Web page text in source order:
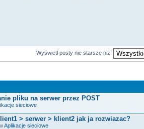
Wyświetl posty nie starsze niż:
pliku na serwer przez POST
sieciowe
> serwer > klient2 jak ja rozwiazac?
Aplikacje sieciowe